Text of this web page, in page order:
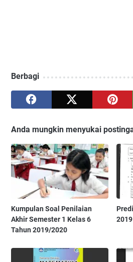
Berbagi
Anda mungkin menyukai
Kumpulan Soal Penilaian
Akhir Semester 1 Kelas 6
Tahun 2019/2020